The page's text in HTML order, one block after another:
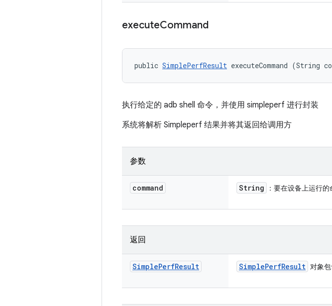
executeCommand
public SimplePerfResult executeCommand (String
执行给定的 adb shell 命令，并使用 simpleperf 进行封装
系统将解析 Simpleperf 结果并将其返回给调用方
参数
command String ：要在设备上运行的
返回
SimplePerfResult SimplePerfResult 对象